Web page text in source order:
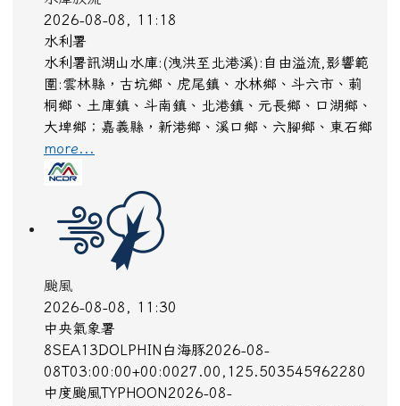
2026-08-08, 11:18
水利署
水利署訊湖山水庫:(洩洪至北港溪):自由溢流,影響範
圍:雲林縣，古坑鄉、虎尾鎮、水林鄉、斗六市、莿
桐鄉、土庫鎮、斗南鎮、北港鎮、元長鄉、口湖鄉、
大埤鄉；嘉義縣，新港鄉、溪口鄉、六腳鄉、東石鄉
more...
颱風
2026-08-08, 11:30
中央氣象署
8SEA13DOLPHIN白海豚2026-08-
08T03:00:00+00:0027.00,125.503545962280
中度颱風TYPHOON2026-08-